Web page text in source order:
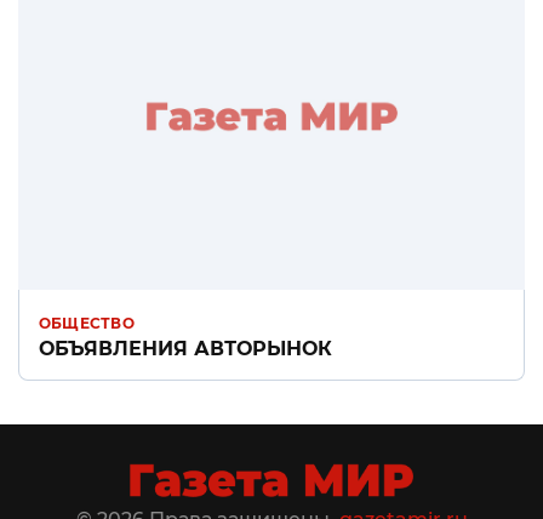
ОБЩЕСТВО
ОБЪЯВЛЕНИЯ АВТОРЫНОК